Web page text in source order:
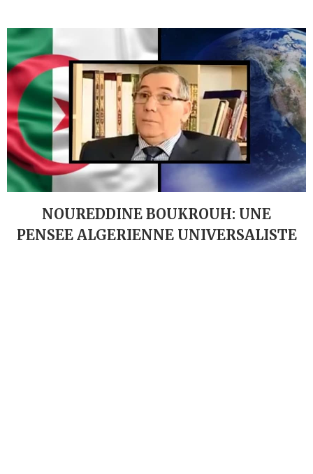
NOUREDDINE BOUKROUH: UNE
PENSEE ALGERIENNE UNIVERSALISTE